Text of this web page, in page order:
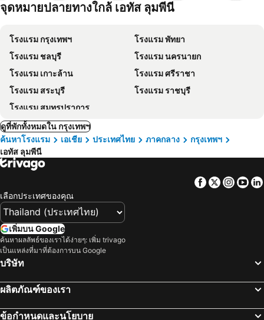
จุดหมายปลายทางใกล้ เอทัส ลุมพีนี
โรงแรม กรุงเทพฯ
โรงแรม พัทยา
โรงแรม ชลบุรี
โรงแรม นครนายก
โรงแรม เกาะล้าน
โรงแรม ศรีราชา
โรงแรม สระบุรี
โรงแรม ราชบุรี
โรงแรม สมุทรปราการ
ดูที่พักทั้งหมดใน กรุงเทพฯ
ค้นหาโรงแรม
เอเชีย ประเทศไทย ภาคกลาง
กรุงเทพฯ
เอทัส ลุมพีนี
Facebook
Twitter
เลือกประเทศของคุณ
เพิ่มบน Google
ค้นหาผลลัพธ์ของเราได้ง่ายๆ: เพิ่ม trivago
เป็นแหล่งที่มาที่ต้องการบน Google
บริษัท
ผลิตภัณฑ์ของเรา
ข้อกำหนดและนโยบาย